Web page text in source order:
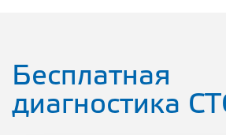
Бесплатная
диагностика